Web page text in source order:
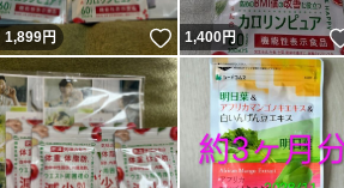
1,899円 いいね！
1,400円